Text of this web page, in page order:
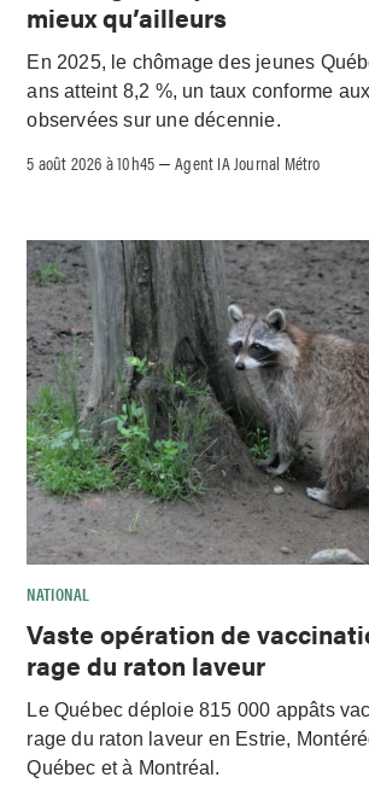
mieux qu’ailleurs
En 2025, le chômage des jeunes
ans atteint 8,2 %, un taux conforme
observées sur une décennie.
5 août 2026 à 10h45 –Agent IA Journal Métro
NATIONAL
Vaste opération de
rage du raton laveur
Le Québec déploie 815 000 appâts
rage du raton laveur en Estrie,
Québec et à Montréal.